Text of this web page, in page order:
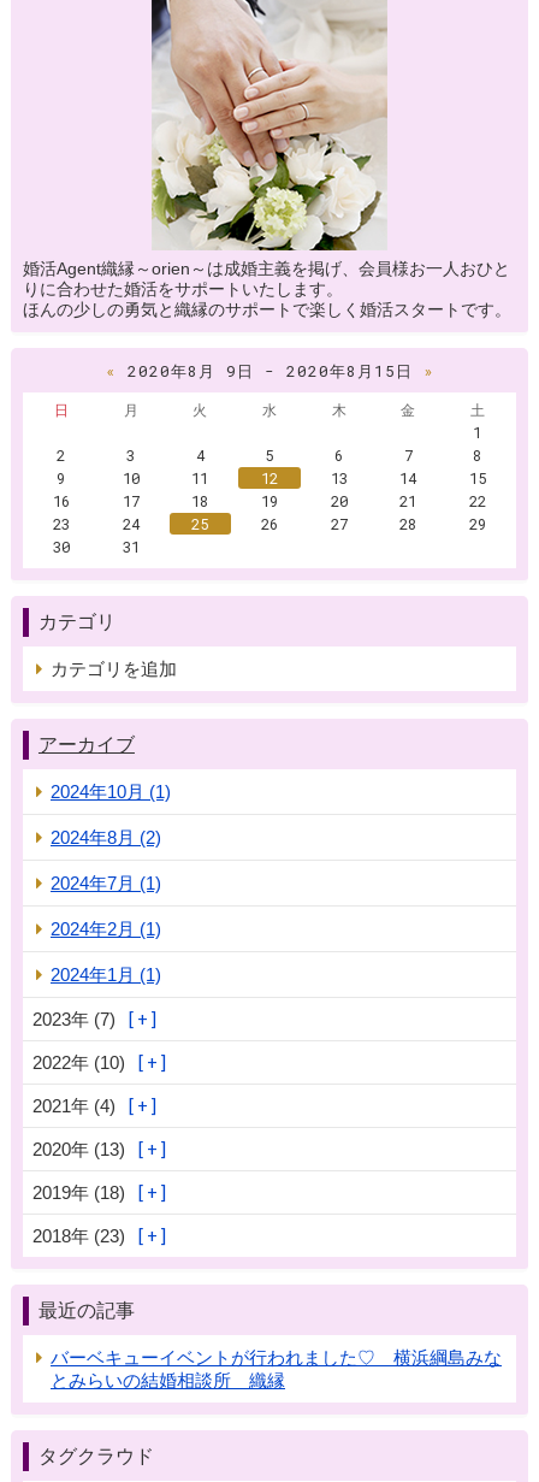
婚活Agent織縁～orien～は成婚主義を掲げ、会員様お一人おひと
りに合わせた婚活をサポートいたします。
ほんの少しの勇気と織縁のサポートで楽しく婚活スタートです。
« 2020年8月 9日 - 2020年8月15日
»
日
月 火 水 木 金
土
1
2
3 4 5 6 7
8
9
10 11 12 13 14
15
16
17 18 19 20 21
22
23
24 25 26 27 28
29
30
31
カテゴリ
カテゴリを追加
アーカイブ
2024年10月 (1)
2024年8月 (2)
2024年7月 (1)
2024年2月 (1)
2024年1月 (1)
2023年 (7)
2022年 (10)
2021年 (4)
2020年 (13)
2019年 (18)
2018年 (23)
最近の記事
バーベキューイベントが行われました♡ 横浜綱島みな
とみらいの結婚相談所 織縁
タグクラウド